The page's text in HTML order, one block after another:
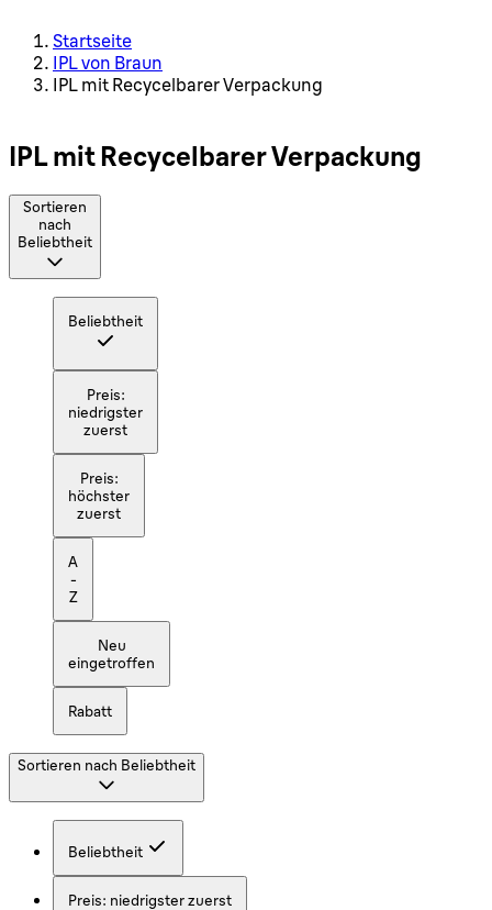
Startseite
IPL von Braun
IPL mit Recycelbarer Verpackung
IPL mit Recycelbarer Verpackung
Sortieren
nach
Beliebtheit
Beliebtheit
Preis:
niedrigster
zuerst
Preis:
höchster
zuerst
A
-
Z
Neu
eingetroffen
Rabatt
Sortieren nach Beliebtheit
Beliebtheit
Preis: niedrigster zuerst